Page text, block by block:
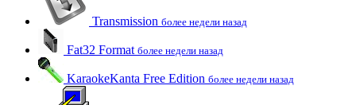
Transmission более недели назад
Fat32 Format более недели назад
KaraokeKanta Free Edition более недели назад